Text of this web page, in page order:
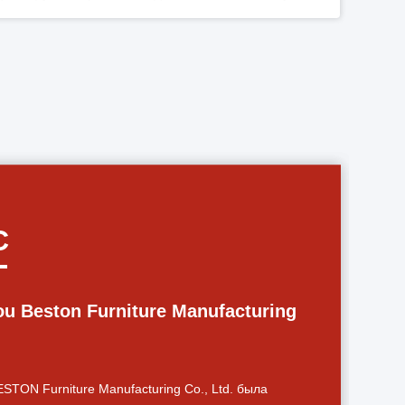
Beston Furniture Manufacturing
Furniture Manufacturing Co., Ltd. была